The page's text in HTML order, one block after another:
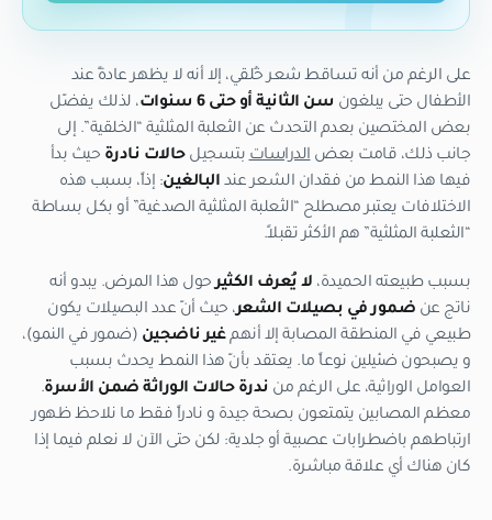
على الرغم من أنه تساقط شعر خُلقي، إلا أنه لا يظهر عادةً عند
الأطفال حتى يبلغون سن الثانية أو حتى 6 سنوات
، لذلك يفضّل
بعض المختصين بعدم التحدث عن الثعلبة المثلثية “الخلقية”. إلى
جانب ذلك، قامت بعضالدراساتبتسجيلحالات نادرة حيث بدأ
فيها هذا النمط من فقدان الشعر عند البالغين: إذاً، بسبب هذه
الاختلافات يعتبر مصطلح “الثعلبة المثلثية الصدغية” أو بكل بساطة
“الثعلبة المثلثية” هم الأكثر تقبلاً.
بسبب طبيعته الحميدة، لا يُعرف الكثيرحول هذا المرض. يبدو أنه
ناتج عن ضمور في بصيلات الشعر، حيث أنّ عدد البصيلات يكون
طبيعي في المنطقة المصابة إلا أنهمغير ناضجين (ضمور في النمو)،
و يصبحون ضئيلين نوعاً ما. يعتقد بأنّ هذا النمط يحدث بسبب
العوامل الوراثية، على الرغم من ندرة حالات الوراثة ضمن الأسرة.
معظم المصابين يتمتعون بصحة جيدة و نادراً فقط ما نلاحظ ظهور
ارتباطهم باضطرابات عصبية أو جلدية: لكن حتى الآن لا نعلم فيما إذا
كان هناك أي علاقة مباشرة.